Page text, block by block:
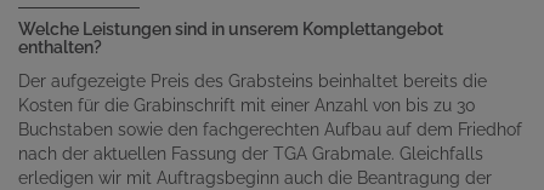
Welche Leistungen sind in unserem Komplettangebot
enthalten?
Der aufgezeigte Preis des Grabsteins beinhaltet bereits die
Kosten für die Grabinschrift mit einer Anzahl von bis zu 30
Buchstaben sowie den fachgerechten Aufbau auf dem Friedhof
nach der aktuellen Fassung der TGA Grabmale. Gleichfalls
erledigen wir mit Auftragsbeginn auch die Beantragung der